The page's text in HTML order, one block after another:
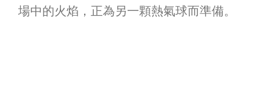
場中的火焰，正為另一顆熱氣球而準備。